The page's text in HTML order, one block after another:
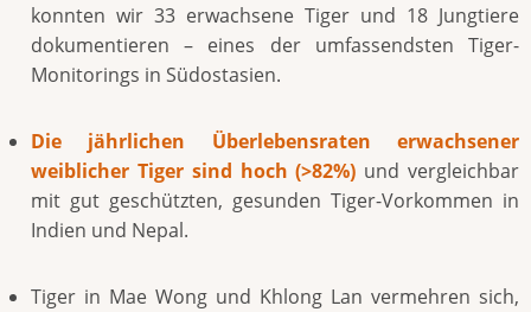
konnten wir 33 erwachsene Tiger und 18 Jungtiere
dokumentieren – eines der umfassendsten Tiger-
Monitorings in Südostasien.
Die jährlichen Überlebensraten erwachsener
weiblicher Tiger sind hoch (>82%) und vergleichbar
mit gut geschützten, gesunden Tiger-Vorkommen in
Indien und Nepal.
Tiger in Mae Wong und Khlong Lan vermehren sich,